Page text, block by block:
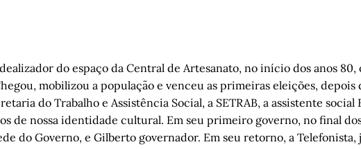
do espaço da Central de Artesanato, no início dos anos 80,
mobilizou a população e venceu as primeiras eleições, depois
do Trabalho e Assistência Social, a SETRAB, a assistente social
de nossa identidade cultural. Em seu primeiro governo, no final
do Governo, e Gilberto governador. Em seu retorno, a Telefonista,